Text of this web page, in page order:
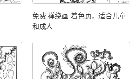
免费 禅绕画 着色页，适合儿童
和成人